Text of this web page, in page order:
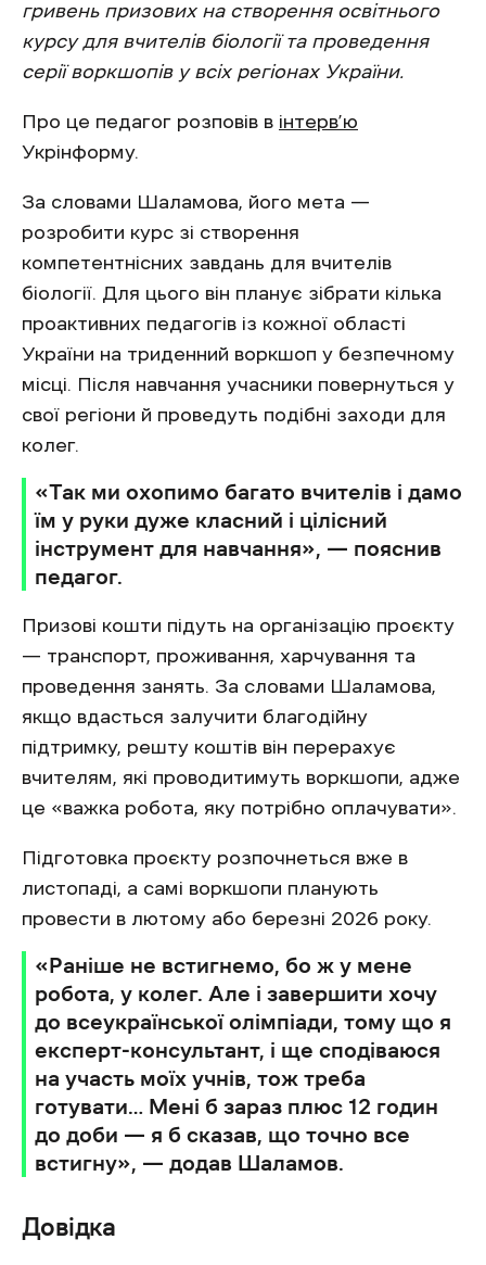
гривень призових на створення освітнього
курсу для вчителів біології та проведення
серії воркшопів у всіх регіонах України.
Про це педагог розповів в інтерв’ю
Укрінформу.
За словами Шаламова, його мета —
розробити курс зі створення
компетентнісних завдань для вчителів
біології. Для цього він планує зібрати кілька
проактивних педагогів із кожної області
України на триденний воркшоп у безпечному
місці. Після навчання учасники повернуться у
свої регіони й проведуть подібні заходи для
колег.
«Так ми охопимо багато вчителів і дамо
їм у руки дуже класний і цілісний
інструмент для навчання», — пояснив
педагог.
Призові кошти підуть на організацію проєкту
— транспорт, проживання, харчування та
проведення занять. За словами Шаламова,
якщо вдасться залучити благодійну
підтримку, решту коштів він перерахує
вчителям, які проводитимуть воркшопи, адже
це «важка робота, яку потрібно оплачувати».
Підготовка проєкту розпочнеться вже в
листопаді, а самі воркшопи планують
провести в лютому або березні 2026 року.
«Раніше не встигнемо, бо ж у мене
робота, у колег. Але і завершити хочу
до всеукраїнської олімпіади, тому що я
експерт-консультант, і ще сподіваюся
на участь моїх учнів, тож треба
готувати… Мені б зараз плюс 12 годин
до доби — я б сказав, що точно все
встигну», — додав Шаламов.
Довідка